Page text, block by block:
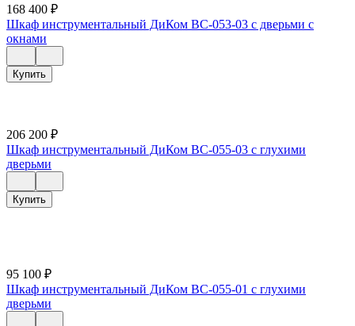
168 400 ₽
Шкаф инструментальный ДиКом ВС-053-03 с дверьми с
окнами
Купить
206 200 ₽
Шкаф инструментальный ДиКом ВС-055-03 с глухими
дверьми
Купить
95 100 ₽
Шкаф инструментальный ДиКом ВС-055-01 с глухими
дверьми